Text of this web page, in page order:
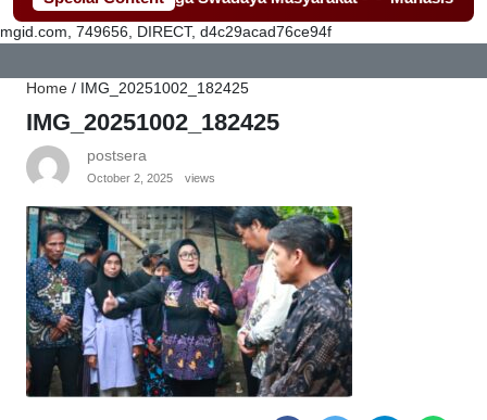
mgid.com, 749656, DIRECT, d4c29acad76ce94f
Home / IMG_20251002_182425
IMG_20251002_182425
postsera
October 2, 2025 views